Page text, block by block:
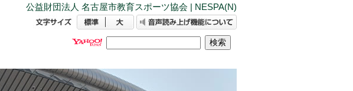
公益財団法人 名古屋市教育スポーツ協会 | NESPA(N)